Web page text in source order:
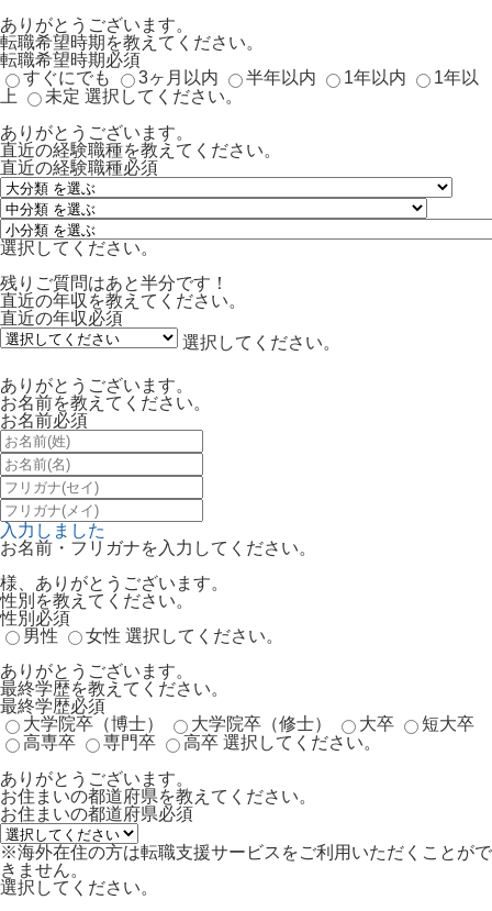
ありがとうございます。
転職希望時期を教えてください。
転職希望時期必須
すぐにでも
3ヶ月以内 半年以内 1年以内
1年以
上
未定 選択してください。
ありがとうございます。
直近の経験職種を教えてください。
直近の経験職種必須
選択してください。
残りご質問はあと半分です！
直近の年収を教えてください。
直近の年収必須
選択してください。
ありがとうございます。
お名前を教えてください。
お名前必須
入力しました
お名前・フリガナを入力してください。
様、ありがとうございます。
性別を教えてください。
性別 必須
男性
女性 選択してください。
ありがとうございます。
最終学歴を教えてください。
最終学歴必須
大学院卒（博士）
大学院卒（修士） 大卒
短大卒
高専卒
専門卒 高卒 選択してください。
ありがとうございます。
お住まいの都道府県を教えてください。
お住まいの都道府県必須
※海外在住の方は転職支援サービスをご利用いただくことがで
きません。
選択してください。